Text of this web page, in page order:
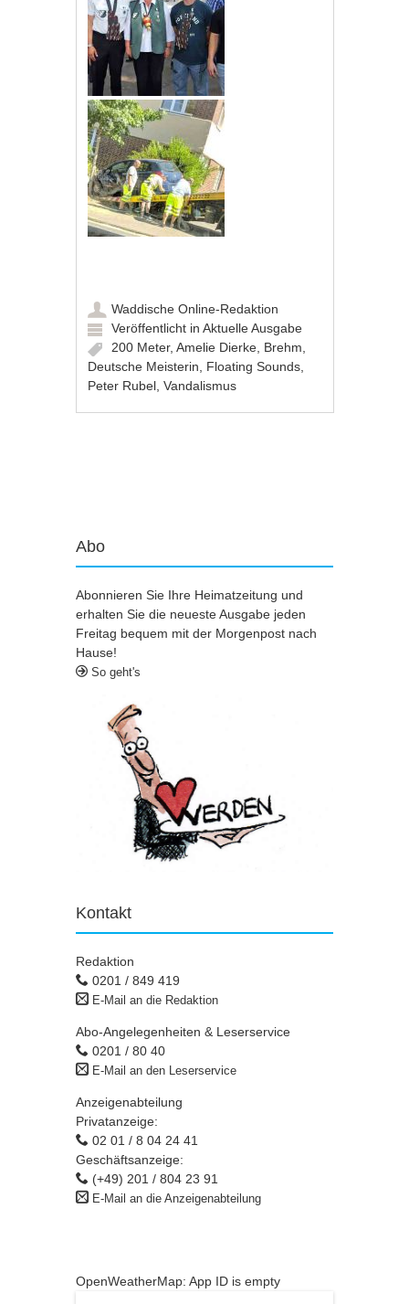
Waddische Online-Redaktion
Veröffentlicht inAktuelle Ausgabe
200 Meter,Amelie Dierke Brehm
Deutsche Meisterin
Floating Sounds
Peter Rubel ,Vandalismus
Abo
Abonnieren Sie Ihre Heimatzeitung und
erhalten Sie die neueste Ausgabe jeden
Freitag bequem mit der Morgenpost nach
Hause!
So geht's
Kontakt
Redaktion
0201 / 849 419
E-Mail an die Redaktion
Abo-Angelegenheiten & Leserservice
0201 / 80 40
E-Mail an den Leserservice
Anzeigenabteilung
Privatanzeige:
02 01 / 8 04 24 41
Geschäftsanzeige:
(+49) 201 / 804 23 91
E-Mail an die Anzeigenabteilung
OpenWeatherMap: App ID is empty